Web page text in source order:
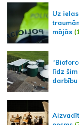
Uz
mājās
līdz